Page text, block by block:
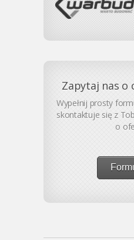
Zapytaj nas o
Wypełnij prosty
skontaktuje się z
o